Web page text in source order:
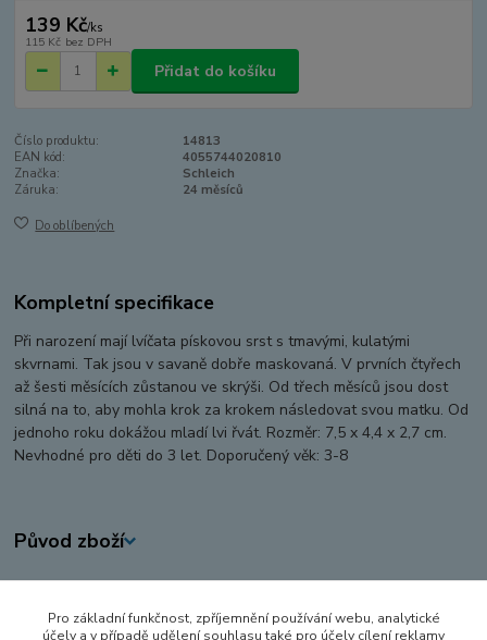
139 Kč/ks
115 Kč bez DPH
Přidat do košíku
Číslo produktu:
14813
EAN kód:
4055744020810
Značka:
Schleich
Záruka:
24 měsíců
Do oblíbených
Kompletní specifikace
Při narození mají lvíčata pískovou srst s tmavými, kulatými
skvrnami. Tak jsou v savaně dobře maskovaná. V prvních čtyřech
až šesti měsících zůstanou ve skrýši. Od třech měsíců jsou dost
silná na to, aby mohla krok za krokem následovat svou matku. Od
jednoho roku dokážou mladí lvi řvát. Rozměr: 7,5 x 4,4 x 2,7 cm.
Nevhodné pro děti do 3 let. Doporučený věk: 3-8
Původ zboží
Zboží zařazeno v kategoriích
FIGURKY A ZVÍŘÁTKA
Pro základní funkčnost, zpříjemnění používání webu, analytické
účely a v případě udělení souhlasu také pro účely cílení reklamy